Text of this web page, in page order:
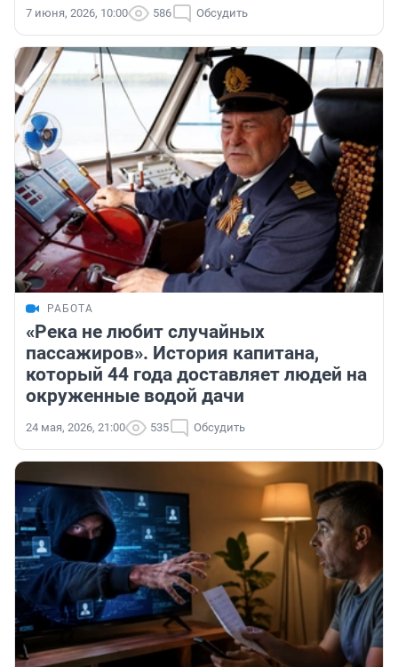
7 июня, 2026, 10:00 586 Обсудить
РАБОТА
«Река не любит случайных
пассажиров». История капитана,
который 44 года доставляет людей на
окруженные водой дачи
24 мая, 2026, 21:00 535 Обсудить